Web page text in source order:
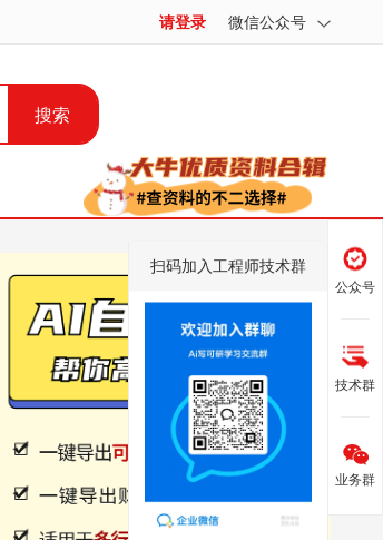
请登录 微信公众号
搜索
公众号
技术群
扫码加入工程师技术群
业务群